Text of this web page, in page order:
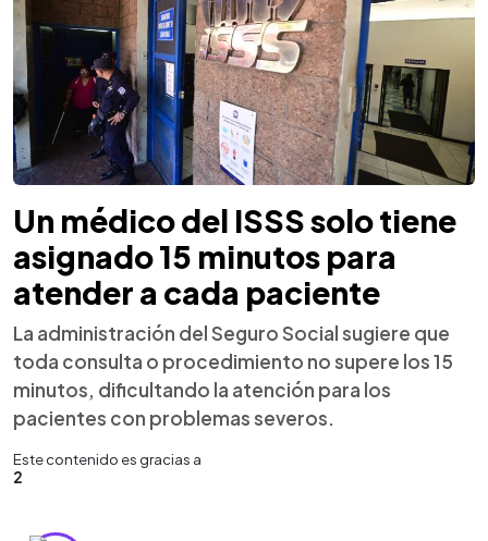
Un médico del ISSS solo tiene
asignado 15 minutos para
atender a cada paciente
La administración del Seguro Social sugiere que
toda consulta o procedimiento no supere los 15
minutos, dificultando la atención para los
pacientes con problemas severos.
Este contenido es gracias a
2